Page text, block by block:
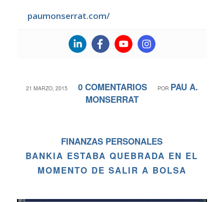
paumonserrat.com/
21 MARZO, 2015
/ 0 COMENTARIOS
/ POR PAU A.
MONSERRAT
FINANZAS PERSONALES
BANKIA ESTABA QUEBRADA EN EL
MOMENTO DE SALIR A BOLSA